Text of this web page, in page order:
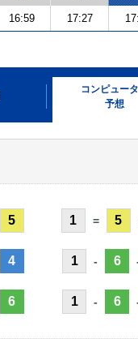
16:59 17:27
コンピュー
予想
5
4
6
1 = 5
1 - 6
1 - 6